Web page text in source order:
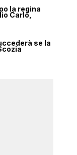
la regina
Carlo,
se la